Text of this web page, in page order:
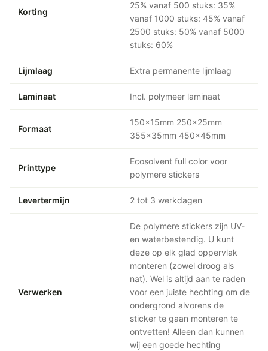
Korting
25% vanaf 500 stuks: 35%
vanaf 1000 stuks: 45% vanaf
2500 stuks: 50% vanaf 5000
stuks: 60%
Lijmlaag Extra permanente lijmlaag
Laminaat Incl. polymeer laminaat
Formaat
150x15mm 250x25mm
355x35mm 450x45mm
Printtype
Ecosolvent full color voor
polymere stickers
Levertermijn 2 tot 3 werkdagen
Verwerken
De polymere stickers zijn UV-
en waterbestendig. U kunt
deze op elk glad oppervlak
monteren (zowel droog als
nat). Wel is altijd aan te raden
voor een juiste hechting om de
ondergrond alvorens de
sticker te gaan monteren te
ontvetten! Alleen dan kunnen
wij een goede hechting